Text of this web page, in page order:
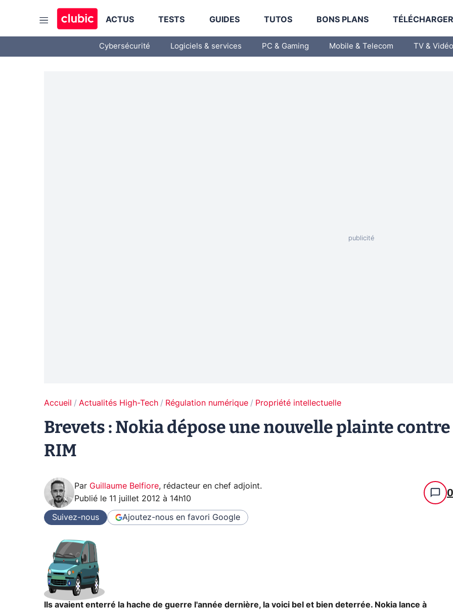
ACTUS TESTS GUIDES TUTOS BONS PLANS
Cybersécurité Logiciels & services PC & Gaming Mobile & Telecom TV & Vidéo
Accueil Actualités High-Tech Régulation numérique Propriété intellectuelle
Brevets : Nokia dépose une nouvelle plainte contre
RIM
Par Guillaume Belfiore, rédacteur en chef adjoint.
Publié le 11 juillet 2012 à 14h10 0
Suivez-nous Ajoutez-nous en favori Google
Ils avaient enterré la hache de guerre l'année dernière, la voici bel et bien deterrée. Nokia lance à